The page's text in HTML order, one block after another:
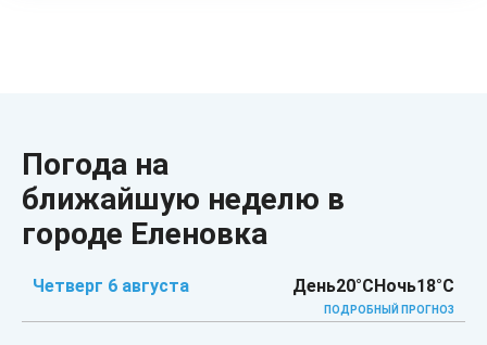
Погода на
ближайшую неделю в
городе Еленовка
Четверг 6 августа День20°CНочь18°C
ПОДРОБНЫЙ ПРОГНОЗ